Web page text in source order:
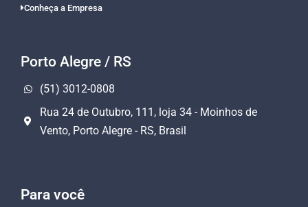
Conheça a Empresa
Porto Alegre / RS
(51) 3012-0808
Rua 24 de Outubro, 111, loja 34 - Moinhos de
Vento, Porto Alegre - RS, Brasil
Para você